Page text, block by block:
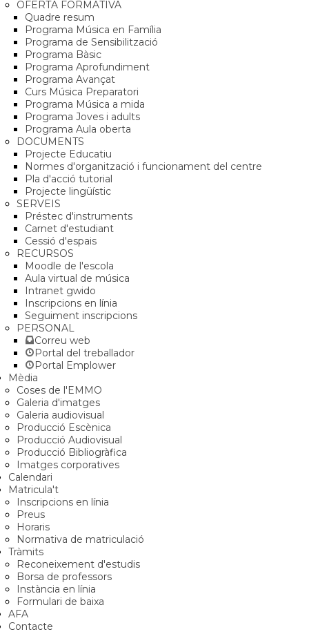
OFERTA FORMATIVA
Quadre resum
Programa Música en Família
Programa de Sensibilització
Programa Bàsic
Programa Aprofundiment
Programa Avançat
Curs Música Preparatori
Programa Música a mida
Programa Joves i adults
Programa Aula oberta
DOCUMENTS
Projecte Educatiu
Normes d'organització i funcionament del centre
Pla d'acció tutorial
Projecte lingüístic
SERVEIS
Préstec d'instruments
Carnet d'estudiant
Cessió d'espais
RECURSOS
Moodle de l'escola
Aula virtual de música
Intranet gwido
Inscripcions en línia
Seguiment inscripcions
PERSONAL
Correu web
Portal del treballador
Portal Emplower
Mèdia
Coses de l'EMMO
Galeria d'imatges
Galeria audiovisual
Producció Escènica
Producció Audiovisual
Producció Bibliogràfica
Imatges corporatives
Calendari
Matricula't
Inscripcions en línia
Preus
Horaris
Normativa de matriculació
Tràmits
Reconeixement d'estudis
Borsa de professors
Instància en línia
Formulari de baixa
AFA
Contacte